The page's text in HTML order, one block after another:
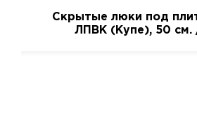
Скрытые люки под
ЛПВК (Купе), 50 см.